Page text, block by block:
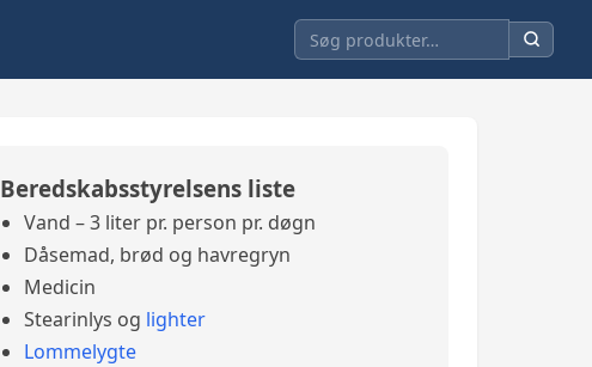
Beredskabsstyrelsens liste
Vand – 3 liter pr. person pr. døgn
Dåsemad, brød og havregryn
Medicin
Stearinlys og lighter
Lommelygte